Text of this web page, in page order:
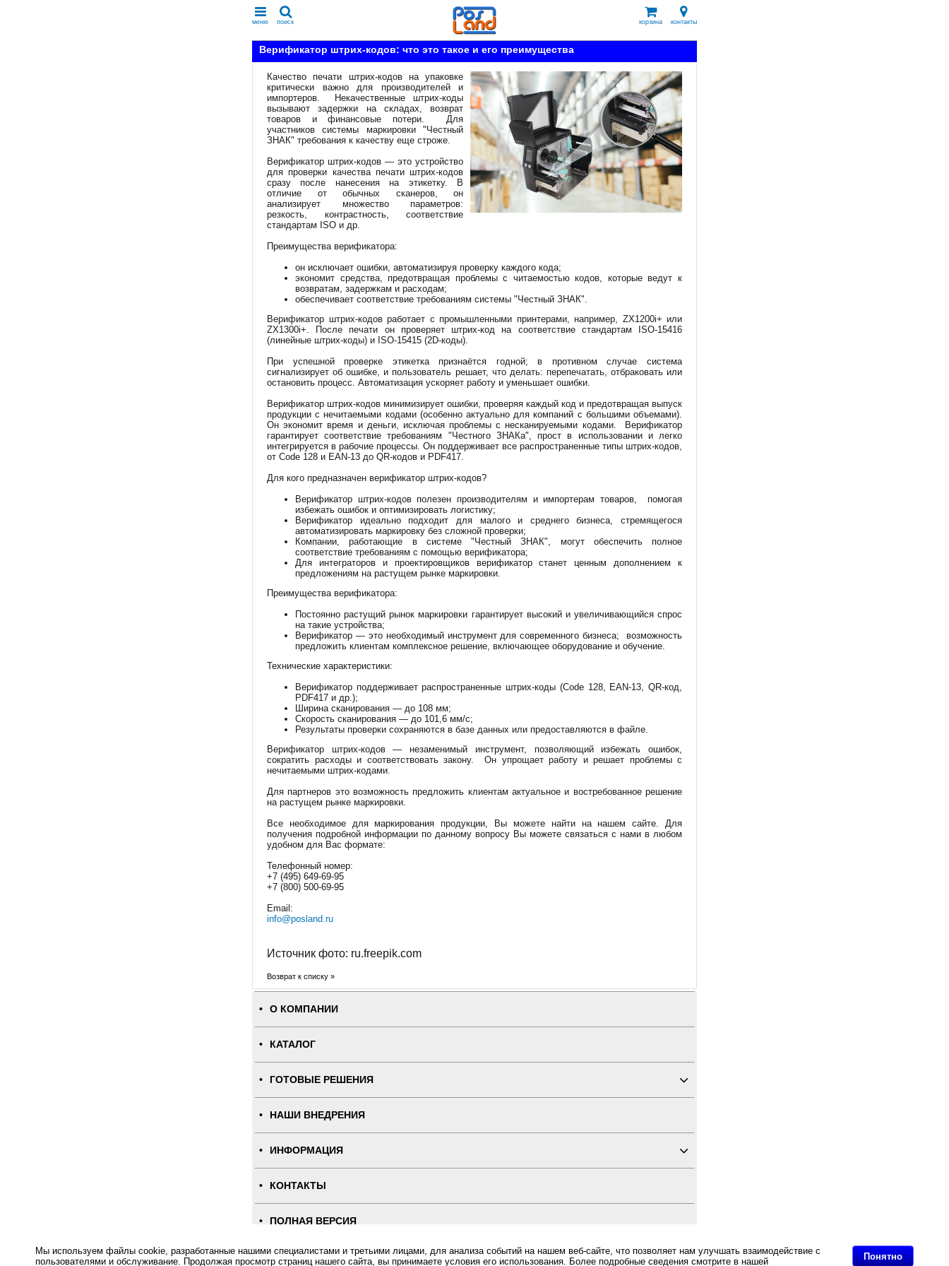
Понятно
Мы используем файлы cookie, разработанные нашими специалистами и третьими лицами, для анализа событий на нашем веб-сайте, что позволяет нам улучшать взаимодействие с
пользователями и обслуживание. Продолжая просмотр страниц нашего сайта, вы принимаете условия его использования. Более подробные сведения смотрите в нашей
меню поиск корзина контакты
Верификатор штрих-кодов: что это такое и его преимущества
Качество печати штрих-кодов на упаковке
критически важно для производителей и
импортеров. Некачественные штрих-коды
вызывают задержки на складах, возврат
товаров и финансовые потери. Для
участников системы маркировки "Честный
ЗНАК" требования к качеству еще строже.
Верификатор штрих-кодов — это устройство
для проверки качества печати штрих-кодов
сразу после нанесения на этикетку. В
отличие от обычных сканеров, он
анализирует множество параметров:
резкость, контрастность, соответствие
стандартам ISO и др.
Преимущества верификатора:
он исключает ошибки, автоматизируя проверку каждого кода;
экономит средства, предотвращая проблемы с читаемостью кодов, которые ведут к
возвратам, задержкам и расходам;
обеспечивает соответствие требованиям системы "Честный ЗНАК".
Верификатор штрих-кодов работает с промышленными принтерами, например, ZX1200i+ или
ZX1300i+. После печати он проверяет штрих-код на соответствие стандартам ISO-15416
(линейные штрих-коды) и ISO-15415 (2D-коды).
При успешной проверке этикетка признаётся годной; в противном случае система
сигнализирует об ошибке, и пользователь решает, что делать: перепечатать, отбраковать или
остановить процесс. Автоматизация ускоряет работу и уменьшает ошибки.
Верификатор штрих-кодов минимизирует ошибки, проверяя каждый код и предотвращая выпуск
продукции с нечитаемыми кодами (особенно актуально для компаний с большими объемами).
Он экономит время и деньги, исключая проблемы с несканируемыми кодами. Верификатор
гарантирует соответствие требованиям "Честного ЗНАКа", прост в использовании и легко
интегрируется в рабочие процессы. Он поддерживает все распространенные типы штрих-кодов,
от Code 128 и EAN-13 до QR-кодов и PDF417.
Для кого предназначен верификатор штрих-кодов?
Верификатор штрих-кодов полезен производителям и импортерам товаров, помогая
избежать ошибок и оптимизировать логистику;
Верификатор идеально подходит для малого и среднего бизнеса, стремящегося
автоматизировать маркировку без сложной проверки;
Компании, работающие в системе "Честный ЗНАК", могут обеспечить полное
соответствие требованиям с помощью верификатора;
Для интеграторов и проектировщиков верификатор станет ценным дополнением к
предложениям на растущем рынке маркировки.
Преимущества верификатора:
Постоянно растущий рынок маркировки гарантирует высокий и увеличивающийся спрос
на такие устройства;
Верификатор — это необходимый инструмент для современного бизнеса; возможность
предложить клиентам комплексное решение, включающее оборудование и обучение.
Технические характеристики:
Верификатор поддерживает распространенные штрих-коды (Code 128, EAN-13, QR-код,
PDF417 и др.);
Ширина сканирования — до 108 мм;
Скорость сканирования — до 101,6 мм/с;
Результаты проверки сохраняются в базе данных или предоставляются в файле.
Верификатор штрих-кодов — незаменимый инструмент, позволяющий избежать ошибок,
сократить расходы и соответствовать закону. Он упрощает работу и решает проблемы с
нечитаемыми штрих-кодами.
Для партнеров это возможность предложить клиентам актуальное и востребованное решение
на растущем рынке маркировки.
Все необходимое для маркирования продукции, Вы можете найти на нашем сайте. Для
получения подробной информации по данному вопросу Вы можете связаться с нами в любом
удобном для Вас формате:
Телефонный номер:
+7 (495) 649-69-95
+7 (800) 500-69-95
Email:
info@posland.ru
Источник фото: ru.freepik.com
Возврат к списку »
О КОМПАНИИ
КАТАЛОГ
ГОТОВЫЕ РЕШЕНИЯ
НАШИ ВНЕДРЕНИЯ
ИНФОРМАЦИЯ
КОНТАКТЫ
ПОЛНАЯ ВЕРСИЯ
Интернет-магазин "ПОСЛЭНД" - торгового оборудования, оборудования для автоматизации общепита и торговли, расходных материалов
Все права защищены, ООО "ПОСЛЭНД" © 2008-2026.
Политика конфиденциальности